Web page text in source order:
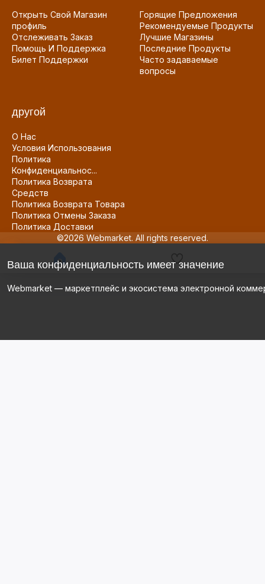
Открыть Свой Магазин
профиль
Отслеживать Заказ
Помощь И Поддержка
Билет Поддержки
Горящие Предложения
Рекомендуемые Продукты
Лучшие Магазины
Последние Продукты
Часто задаваемые
вопросы
другой
О Нас
Условия Использования
Политика
Конфиденциальнос...
Политика Возврата
Средств
Политика Возврата Товара
Политика Отмены Заказа
Политика Доставки
©2026 Webmarket. All rights reserved.
Ваша конфиденциальность имеет значение
Webmarket — маркетплейс и экосистема электронной